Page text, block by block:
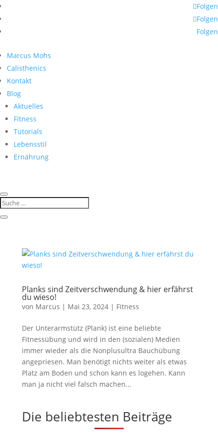
Folgen
Folgen
Folgen
Marcus Mohs
Calisthenics
Kontakt
Blog
Aktuelles
Fitness
Tutorials
Lebensstil
Ernährung
Planks sind Zeitverschwendung & hier erfährst
du wieso!
von Marcus | Mai 23, 2024| Fitness
Der Unterarmstütz (Plank) ist eine beliebte
Fitnessübung und wird in den (sozialen) Medien
immer wieder als die Nonplusultra Bauchübung
angepriesen. Man benötigt nichts weiter als etwas
Platz am Boden und schon kann es logehen. Kann
man ja nicht viel falsch machen...
Die beliebtesten Beiträge